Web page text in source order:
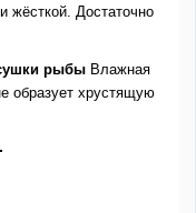
жёсткой. Достаточно
рыбыВлажная
образует хрустящую